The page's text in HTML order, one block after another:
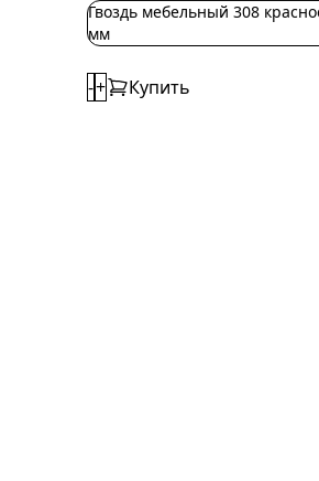
Гвоздь мебельный 308
мм
-+ Купить